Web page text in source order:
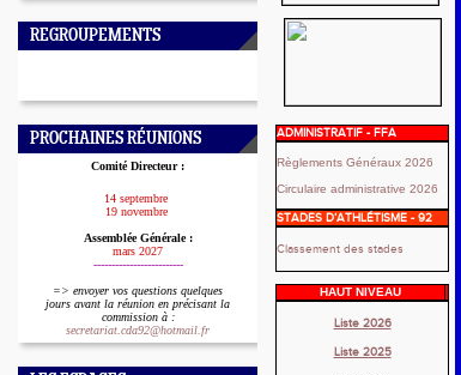
REGROUPEMENTS
PROCHAINES RÉUNIONS
Comité Directeur :
14 septembre
19 novembre
Assemblée Générale :
mars 2027
-------------------------
=> envoyer vos questions quelques
jours avant la réunion en précisant la
commission à :
secretariat.cda92@hotmail.fr
ADMINISTRATIF - FFA
Règlements Généraux 2026
Circulaire administrative 2026
STADES D’ATHLÉTISME - 92
Classement des stades
HAUT NIVEAU
Liste 2026
Liste 2025